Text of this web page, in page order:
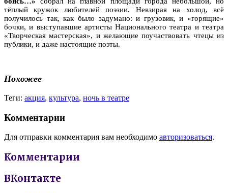
тёплый кружок любителей поэзии. Невзирая на холод, всё
получилось так, как было задумано: и грузовик, и «горящие»
бочки, и выступавшие артисты Национального театра и театра
«Творческая мастерская», и желающие поучаствовать чтецы из
публики, и даже настоящие поэты.
Похожее
Теги: акция, культура, ночь в театре
Комментарии
Для отправки комментария вам необходимо авторизоваться.
Комментарии
ВКонтакте